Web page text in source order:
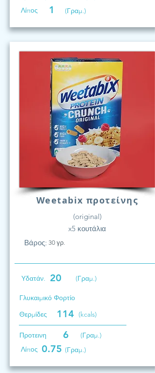
Λίπος
1 (Γραμ.)
Weetabix προτείνης
(original)
x5 κουτάλια
Βάρος: 30 γρ.
Υδατάν. 20 (Γραμ.)
Γλυκαιμικό Φορτίο
Θερμίδες
114 (kcals)
Προτεινη 6
(Γραμ.)
Λίπος 0.75 (Γραμ.)